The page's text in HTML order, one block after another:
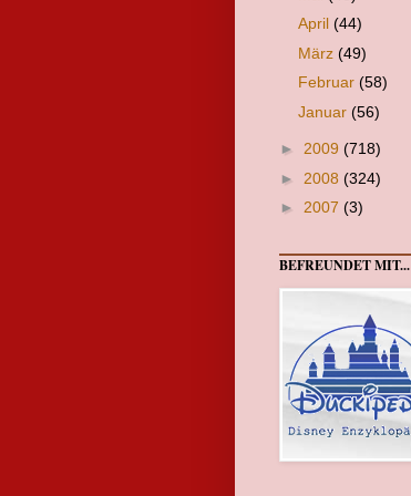
April (44)
März (49)
Februar (58)
Januar (56)
► 2009 (718)
► 2008 (324)
► 2007 (3)
BEFREUNDET MIT...